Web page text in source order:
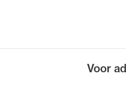
Toon
Voor